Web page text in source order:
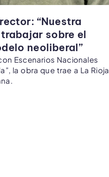
“Nuestra
sobre el
neoliberal”
Escenarios Nacionales
la obra que trae a La Rioja